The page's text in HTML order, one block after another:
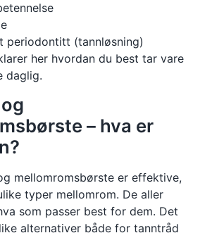
periodontitt (tannløsning)
her hvordan du best tar vare
daglig.
– hva er
mellomromsbørste er effektive,
typer mellomrom. De aller
som passer best for dem. Det
alternativer både for tanntråd